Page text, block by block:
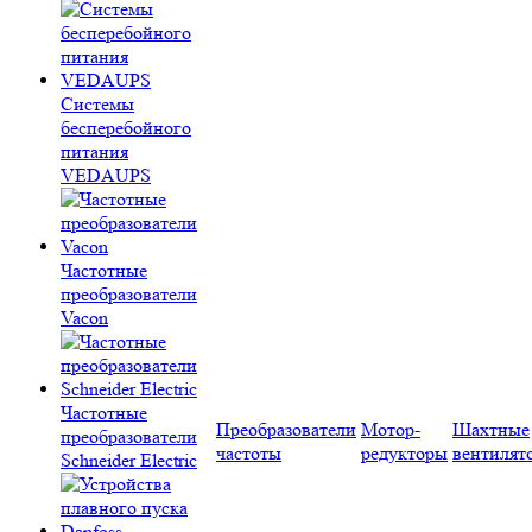
Системы
бесперебойного
питания
VEDAUPS
Частотные
преобразователи
Vacon
Частотные
преобразователи
Schneider Electric
Преобразователи
частоты
Мотор-
редукторы
Шахтные